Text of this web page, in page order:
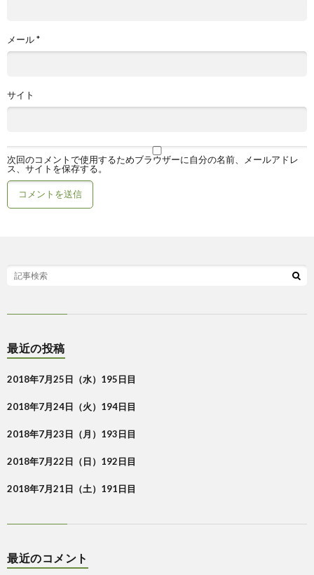
メール*
サイト
次回のコメントで使用するためブラウザーに自分の名前、メールアドレ
ス、サイトを保存する。
最近の投稿
2018年7月25日（水）195日目
2018年7月24日（火）194日目
2018年7月23日（月）193日目
2018年7月22日（日）192日目
2018年7月21日（土）191日目
最近のコメント